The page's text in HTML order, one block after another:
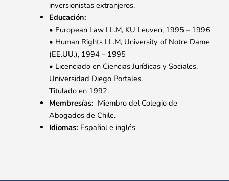
inversionistas extranjeros.
Educación:
• European Law LL.M, KU Leuven, 1995 – 1996
• Human Rights LL.M, University of Notre Dame
(EE.UU.), 1994 – 1995
• Licenciado en Ciencias Jurídicas y Sociales,
Universidad Diego Portales.
Titulado en 1992.
Membresías: Miembro del Colegio de
Abogados de Chile.
Idiomas: Español e inglés